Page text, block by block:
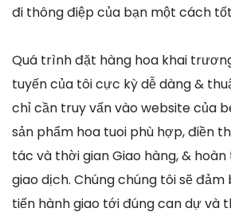
đi thông điệp của bạn một cách
Quá trình đặt hàng hoa khai
tuyến của tôi cực kỳ dễ dàng &
chỉ cần truy vấn vào website của
sản phẩm hoa tuoi phù hợp, điền
tác và thời gian Giao hàng, &
giao dịch. Chúng chúng tôi sẽ đảm
tiến hành giao tới đúng can dự và